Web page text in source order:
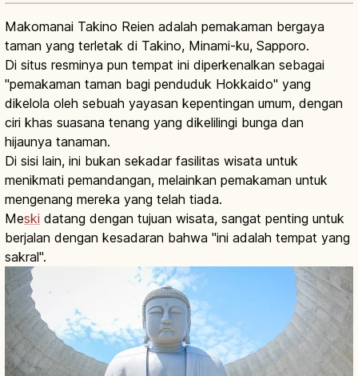
Makomanai Takino Reien adalah pemakaman bergaya
taman yang terletak di Takino, Minami-ku, Sapporo.
Di situs resminya pun tempat ini diperkenalkan sebagai
"pemakaman taman bagi penduduk Hokkaido" yang
dikelola oleh sebuah yayasan kepentingan umum, dengan
ciri khas suasana tenang yang dikelilingi bunga dan
hijaunya tanaman.
Di sisi lain, ini bukan sekadar fasilitas wisata untuk
menikmati pemandangan, melainkan pemakaman untuk
mengenang mereka yang telah tiada.
Meski datang dengan tujuan wisata, sangat penting untuk
berjalan dengan kesadaran bahwa "ini adalah tempat yang
sakral".